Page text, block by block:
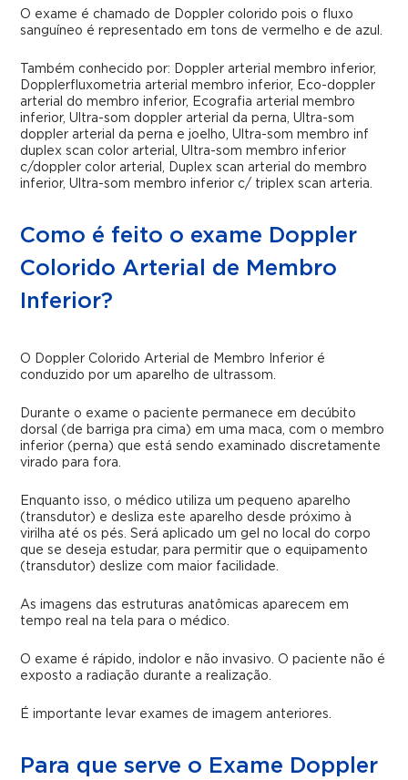
O exame é chamado de Doppler colorido pois o fluxo
sanguíneo é representado em tons de vermelho e de azul.
Também conhecido por: Doppler arterial membro inferior,
Dopplerfluxometria arterial membro inferior, Eco-doppler
arterial do membro inferior, Ecografia arterial membro
inferior, Ultra-som doppler arterial da perna, Ultra-som
doppler arterial da perna e joelho, Ultra-som membro inf
duplex scan color arterial, Ultra-som membro inferior
c/doppler color arterial, Duplex scan arterial do membro
inferior, Ultra-som membro inferior c/ triplex scan arteria.
Como é feito o exame Doppler
Colorido Arterial de Membro
Inferior?
O Doppler Colorido Arterial de Membro Inferior é
conduzido por um aparelho de ultrassom.
Durante o exame o paciente permanece em decúbito
dorsal (de barriga pra cima) em uma maca, com o membro
inferior (perna) que está sendo examinado discretamente
virado para fora.
Enquanto isso, o médico utiliza um pequeno aparelho
(transdutor) e desliza este aparelho desde próximo à
virilha até os pés. Será aplicado um gel no local do corpo
que se deseja estudar, para permitir que o equipamento
(transdutor) deslize com maior facilidade.
As imagens das estruturas anatômicas aparecem em
tempo real na tela para o médico.
O exame é rápido, indolor e não invasivo. O paciente não é
exposto a radiação durante a realização.
É importante levar exames de imagem anteriores.
Para que serve o Exame Doppler